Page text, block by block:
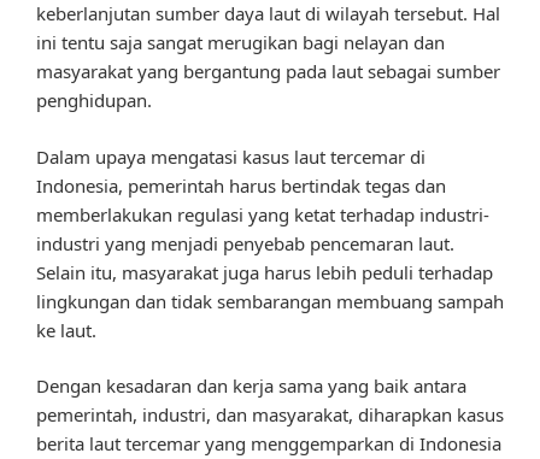
keberlanjutan sumber daya laut di wilayah tersebut. Hal
ini tentu saja sangat merugikan bagi nelayan dan
masyarakat yang bergantung pada laut sebagai sumber
penghidupan.
Dalam upaya mengatasi kasus laut tercemar di
Indonesia, pemerintah harus bertindak tegas dan
memberlakukan regulasi yang ketat terhadap industri-
industri yang menjadi penyebab pencemaran laut.
Selain itu, masyarakat juga harus lebih peduli terhadap
lingkungan dan tidak sembarangan membuang sampah
ke laut.
Dengan kesadaran dan kerja sama yang baik antara
pemerintah, industri, dan masyarakat, diharapkan kasus
berita laut tercemar yang menggemparkan di Indonesia